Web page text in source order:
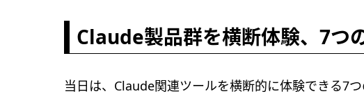
Claude製品群を横断体験、7つ
当日は、Claude関連ツールを横断的に体験できる7つ